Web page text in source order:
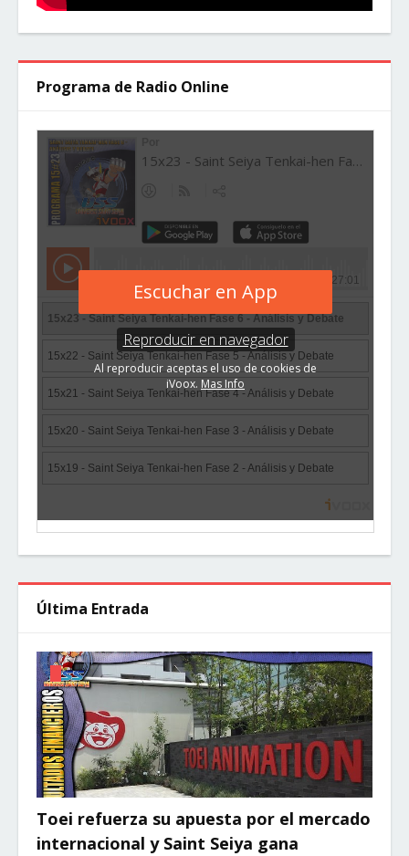
Programa de Radio Online
Última Entrada
Toei refuerza su apuesta por el mercado
internacional y Saint Seiya gana